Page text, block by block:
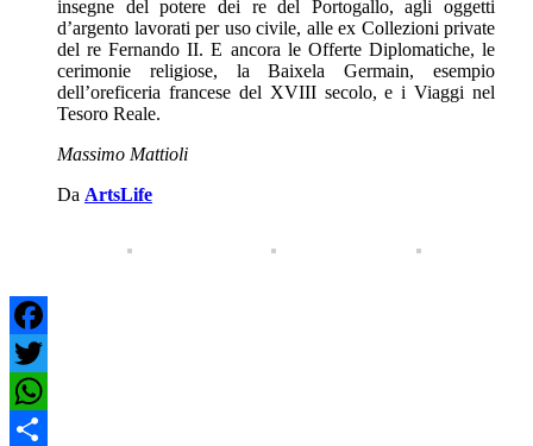
insegne del potere dei re del Portogallo, agli oggetti
d’argento lavorati per uso civile, alle ex Collezioni private
del re Fernando II. E ancora le Offerte Diplomatiche, le
cerimonie religiose, la Baixela Germain, esempio
dell’oreficeria francese del XVIII secolo, e i Viaggi nel
Tesoro Reale.
Massimo Mattioli
Da ArtsLife
Facebook
Twitter
WhatsApp